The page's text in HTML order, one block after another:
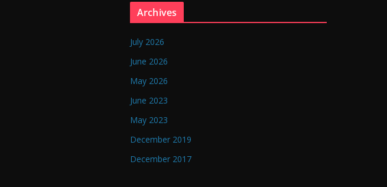
Archives
July 2026
June 2026
May 2026
June 2023
May 2023
December 2019
December 2017